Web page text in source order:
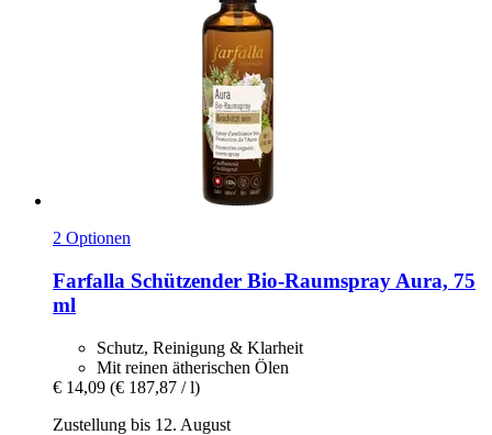
2 Optionen
Farfalla Schützender Bio-​Raumspray Aura, 75
ml
Schutz, Reinigung & Klarheit
Mit reinen ätherischen Ölen
€ 14,09 (€ 187,87 / l)
Zustellung bis 12. August